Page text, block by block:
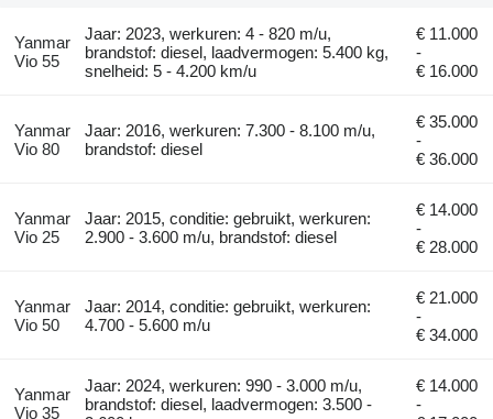
Yanmar
Vio 55
Jaar: 2023, werkuren: 4 - 820 m/u,
brandstof: diesel, laadvermogen: 5.400 kg,
snelheid: 5 - 4.200 km/u
€ 11.000
-
€ 16.000
Yanmar
Vio 80
Jaar: 2016, werkuren: 7.300 - 8.100 m/u,
brandstof: diesel
€ 35.000
-
€ 36.000
Yanmar
Vio 25
Jaar: 2015, conditie: gebruikt, werkuren:
2.900 - 3.600 m/u, brandstof: diesel
€ 14.000
-
€ 28.000
Yanmar
Vio 50
Jaar: 2014, conditie: gebruikt, werkuren:
4.700 - 5.600 m/u
€ 21.000
-
€ 34.000
Yanmar
Vio 35
Jaar: 2024, werkuren: 990 - 3.000 m/u,
brandstof: diesel, laadvermogen: 3.500 -
€ 14.000
-